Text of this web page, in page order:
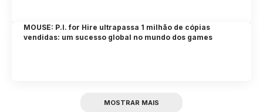
MOUSE: P.I. for Hire ultrapassa 1 milhão de cópias
vendidas: um sucesso global no mundo dos games
MOSTRAR MAIS